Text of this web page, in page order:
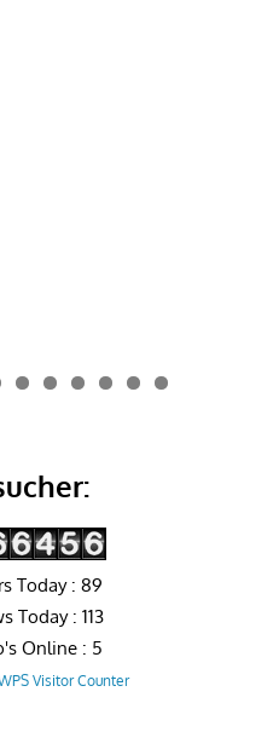
0 1 2
Today : 89
Today : 113
Online : 5
Visitor Counter